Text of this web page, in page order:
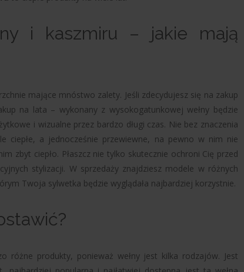
i kaszmiru – jakie mają
mające mnóstwo zalety. Jeśli zdecydujesz się na zakup
na lata – wykonany z wysokogatunkowej wełny będzie
i wizualne przez bardzo długi czas. Nie bez znaczenia
ciepłe, a jednocześnie przewiewne, na pewno w nim nie
zbyt ciepło. Płaszcz nie tylko skutecznie ochroni Cię przed
stylizacji. W sprzedaży znajdziesz modele w różnych
Twoja sylwetka będzie wyglądała najbardziej korzystnie.
różne produkty, ponieważ wełny jest kilka rodzajów. Jest